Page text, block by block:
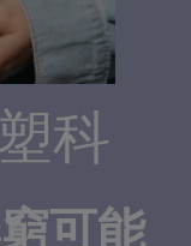
塑科
可能